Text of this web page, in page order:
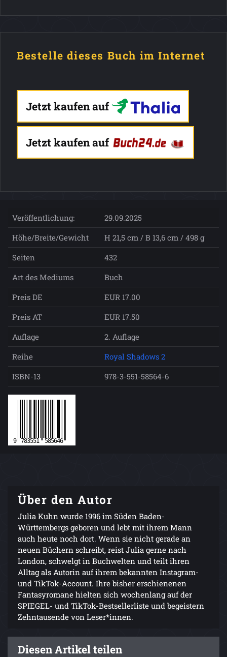
Bestelle dieses Buch im Internet
Jetzt kaufen auf
Jetzt kaufen auf
Veröffentlichung:
29.09.2025
Höhe/Breite/Gewicht
H 21,5 cm / B 13,6 cm / 498 g
Seiten
432
Art des Mediums
Buch
Preis DE
EUR 17.00
Preis AT
EUR 17.50
Auflage
2. Auflage
Reihe
Royal Shadows 2
ISBN-13
978-3-551-58564-6
Über den Autor
Julia Kuhn wurde 1996 im Süden Baden-
Württembergs geboren und lebt mit ihrem Mann
auch heute noch dort. Wenn sie nicht gerade an
neuen Büchern schreibt, reist Julia gerne nach
London, schwelgt in Buchwelten und teilt ihren
Alltag als Autorin auf ihrem bekannten Instagram-
und TikTok-Account. Ihre bisher erschienenen
Fantasyromane hielten sich wochenlang auf der
SPIEGEL- und TikTok-Bestsellerliste und begeistern
Zehntausende von Leser*innen.
Diesen Artikel teilen